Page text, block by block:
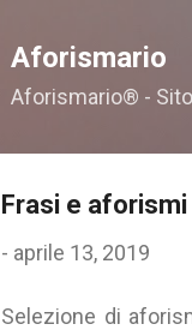
Aforismario
Aforismario® -
Frasi e
- aprile 13, 2019
Selezione di